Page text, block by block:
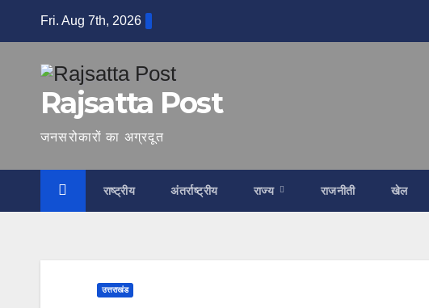
Fri. Aug 7th, 2026
Rajsatta Post
जनसरोकारों का अग्रदूत
राष्ट्रीय अंतर्राष्ट्रीय राज्य राजनीती खेल
उत्तराखंड